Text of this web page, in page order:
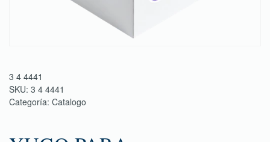
3 4 4441
SKU: 3 4 4441
Categoría: Catalogo